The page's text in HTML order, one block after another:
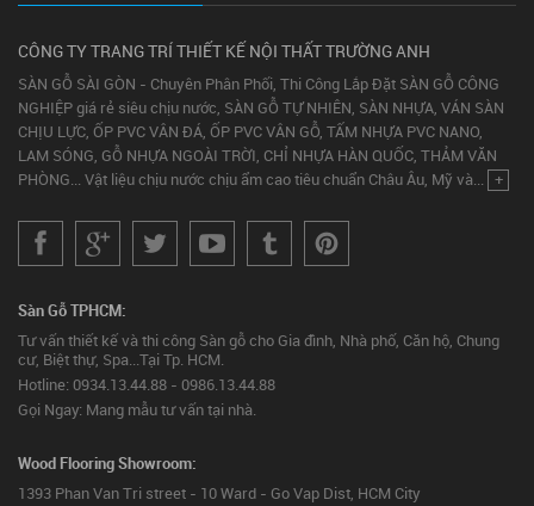
CÔNG TY TRANG TRÍ THIẾT KẾ NỘI THẤT TRƯỜNG ANH
SÀN GỖ SÀI GÒN - Chuyên Phân Phối, Thi Công Lắp Đặt SÀN GỖ CÔNG
NGHIỆP giá rẻ siêu chịu nước, SÀN GỖ TỰ NHIÊN, SÀN NHỰA, VÁN SÀN
CHỊU LỰC, ỐP PVC VÂN ĐÁ, ỐP PVC VÂN GỖ, TẤM NHỰA PVC NANO,
LAM SÓNG, GỖ NHỰA NGOÀI TRỜI, CHỈ NHỰA HÀN QUỐC, THẢM VĂN
PHÒNG... Vật liệu chịu nước chịu ẩm cao tiêu chuẩn Châu Âu, Mỹ và... +
Sàn Gỗ TPHCM:
Tư vấn thiết kế và thi công Sàn gỗ cho Gia đình, Nhà phố, Căn hộ, Chung
cư, Biệt thự, Spa...Tại Tp. HCM.
Hotline: 0934.13.44.88 - 0986.13.44.88
Gọi Ngay: Mang mẫu tư vấn tại nhà.
Wood Flooring Showroom:
1393 Phan Van Tri street - 10 Ward - Go Vap Dist, HCM City